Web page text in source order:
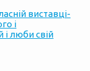
виставці-
і
і люби свій